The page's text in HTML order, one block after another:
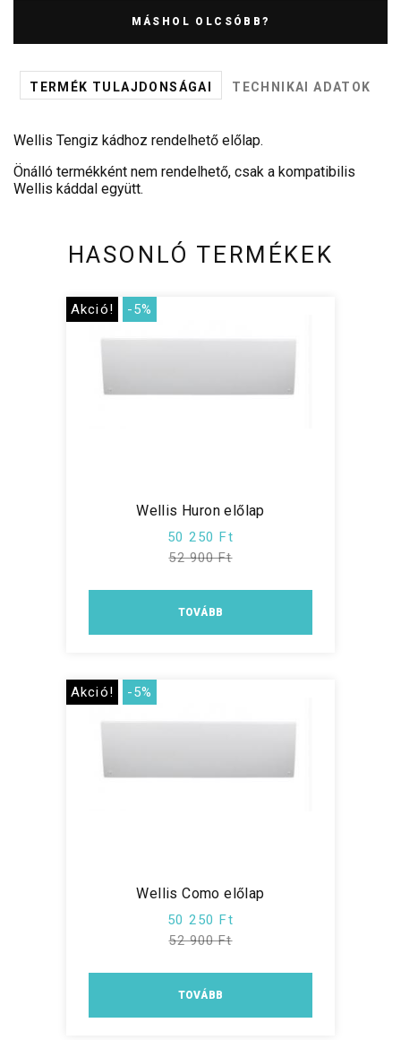
MÁSHOL OLCSÓBB?
TERMÉK TULAJDONSÁGAI TECHNIKAI ADATOK
Wellis Tengiz kádhoz rendelhető előlap.
Önálló termékként nem rendelhető, csak a kompatibilis
Wellis káddal együtt.
HASONLÓ TERMÉKEK
Akció! -5%
Wellis Huron előlap
50 250 Ft
52 900 Ft
TOVÁBB
Akció! -5%
Wellis Como előlap
50 250 Ft
52 900 Ft
TOVÁBB